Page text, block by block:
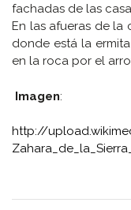
fachadas de las
En las afueras de la
donde está la
en la roca por el
Imagen:
http://